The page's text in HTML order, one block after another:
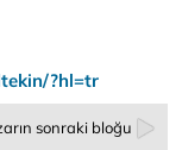
?hl=tr
sonraki bloğu